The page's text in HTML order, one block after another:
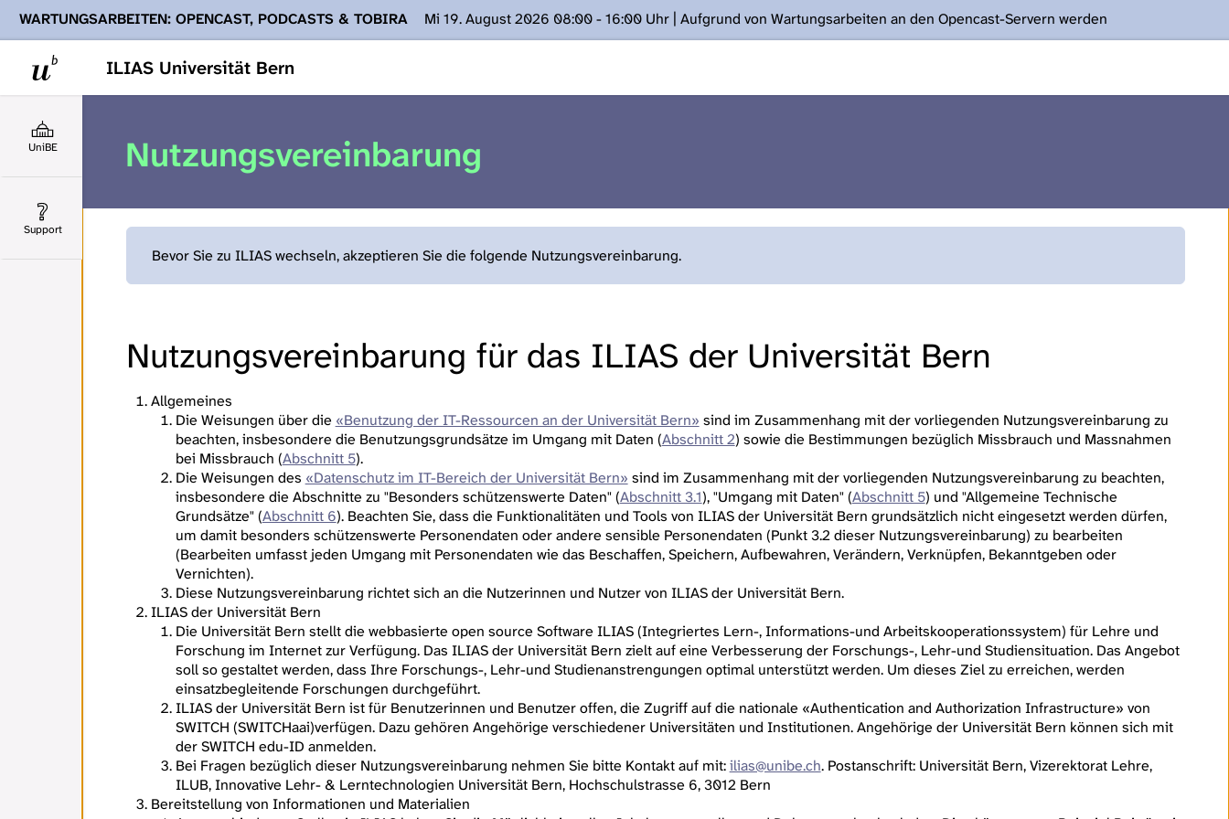
ILIAS Universität Bern
WARTUNGSARBEITEN: OPENCAST, PODCASTS & TOBIRA
Mi 19. August 2026 08:00 - 16:00 Uhr | Aufgrund von Wartungsarbeiten an den Opencast-Servern werden
Ihnen Podcasts, Opencast-Videos und Tobira nicht zur Verfügung stehen. Kontakt: www.podcast.unibe.ch
UniBE
Support
Nutzungsvereinbarung
Bevor Sie zu ILIAS wechseln, akzeptieren Sie die folgende Nutzungsvereinbarung.
Nutzungsvereinbarung für das ILIAS der Universität Bern
Allgemeines
Die Weisungen über die «Benutzung der IT-Ressourcen an der Universität Bern» sind im Zusammenhang mit der vorliegenden Nutzungsvereinbarung zu
beachten, insbesondere die Benutzungsgrundsätze im Umgang mit Daten (Abschnitt 2) sowie die Bestimmungen bezüglich Missbrauch und Massnahmen
bei Missbrauch (Abschnitt 5).
Die Weisungen des «Datenschutz im IT-Bereich der Universität Bern» sind im Zusammenhang mit der vorliegenden Nutzungsvereinbarung zu beachten,
insbesondere die Abschnitte zu "Besonders schützenswerte Daten" (Abschnitt 3.1), "Umgang mit Daten" (Abschnitt 5) und "Allgemeine Technische
Grundsätze" (Abschnitt 6). Beachten Sie, dass die Funktionalitäten und Tools von ILIAS der Universität Bern grundsätzlich nicht eingesetzt werden dürfen,
um damit besonders schützenswerte Personendaten oder andere sensible Personendaten (Punkt 3.2 dieser Nutzungsvereinbarung) zu bearbeiten
(Bearbeiten umfasst jeden Umgang mit Personendaten wie das Beschaffen, Speichern, Aufbewahren, Verändern, Verknüpfen, Bekanntgeben oder
Vernichten).
Diese Nutzungsvereinbarung richtet sich an die Nutzerinnen und Nutzer von ILIAS der Universität Bern.
ILIAS der Universität Bern
Die Universität Bern stellt die webbasierte open source Software ILIAS (Integriertes Lern-, Informations-und Arbeitskooperationssystem) für Lehre und
Forschung im Internet zur Verfügung. Das ILIAS der Universität Bern zielt auf eine Verbesserung der Forschungs-, Lehr-und Studiensituation. Das Angebot
soll so gestaltet werden, dass Ihre Forschungs-, Lehr-und Studienanstrengungen optimal unterstützt werden. Um dieses Ziel zu erreichen, werden
einsatzbegleitende Forschungen durchgeführt.
ILIAS der Universität Bern ist für Benutzerinnen und Benutzer offen, die Zugriff auf die nationale «Authentication and Authorization Infrastructure» von
SWITCH (SWITCHaai)verfügen. Dazu gehören Angehörige verschiedener Universitäten und Institutionen. Angehörige der Universität Bern können sich mit
der SWITCH edu-ID anmelden.
Bei Fragen bezüglich dieser Nutzungsvereinbarung nehmen Sie bitte Kontakt auf mit:ilias@unibe.ch. Postanschrift: Universität Bern, Vizerektorat Lehre,
ILUB, Innovative Lehr- & Lerntechnologien Universität Bern, Hochschulstrasse 6, 3012 Bern
Bereitstellung von Informationen und Materialien